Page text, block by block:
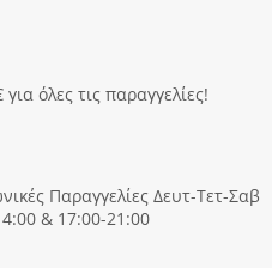
όλες τις παραγγελίες!
Παραγγελίες Δευτ-Τετ-Σαβ
& 17:00-21:00